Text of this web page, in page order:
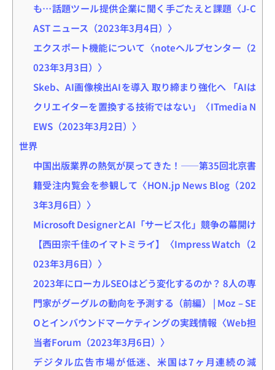
も…話題ツール提供企業に聞く手ごたえと課題〈J-C
AST ニュース（2023年3月4日）〉
エクスポート機能について〈noteヘルプセンター（2
023年3月3日）〉
Skeb、AI画像検出AIを導入 取り締まり強化へ 「AIは
クリエイターを置換する技術ではない」〈ITmedia N
EWS（2023年3月2日）〉
世界
中国出版業界の熱気が戻ってきた！――第35回北京書
籍受注内覧会を参観して〈HON.jp News Blog（202
3年3月6日）〉
Microsoft DesignerとAI「サービス化」競争の幕開け
【西田宗千佳のイマトミライ】〈Impress Watch（2
023年3月6日）〉
2023年にローカルSEOはどう変化するのか？ 8人の専
門家がグーグルの動向を予測する（前編） | Moz – SE
Oとインバウンドマーケティングの実践情報〈Web担
当者Forum（2023年3月6日）〉
デジタル広告市場が低迷、米国は7ヶ月連続の減